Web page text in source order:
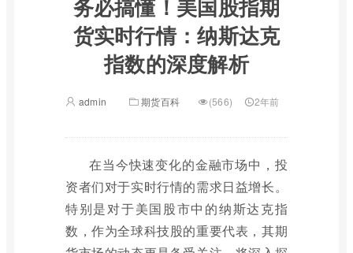
务必搞懂！美国股指期
货实时行情：纳斯达克
指数的深度解析
admin 期货百科 (566) 2年前
在当今快速变化的金融市场中，投
资者们对于实时行情的需求日益增长。
特别是对于美国股市中的纳斯达克指
数，作为全球科技股的重要代表，其期